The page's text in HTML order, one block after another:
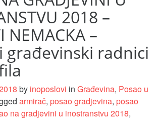
2018 –
NEMACKA –
građevinski radnici
by inoposlovi in Građevina, Posao u
armirač, posao gradjevina, posao
na gradjevini u inostranstvu 2018,